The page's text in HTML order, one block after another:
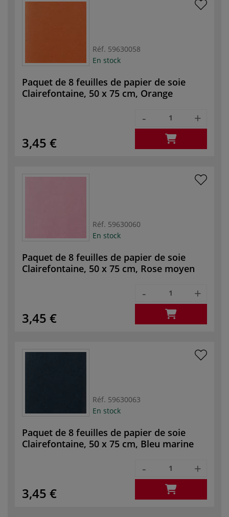
Réf. 59630058
En stock
Paquet de 8 feuilles de papier de soie
Clairefontaine, 50 x 75 cm, Orange
3,45 €
- +
Réf. 59630060
En stock
Paquet de 8 feuilles de papier de soie
Clairefontaine, 50 x 75 cm, Rose moyen
3,45 €
- +
Réf. 59630063
En stock
Paquet de 8 feuilles de papier de soie
Clairefontaine, 50 x 75 cm, Bleu marine
3,45 €
- +